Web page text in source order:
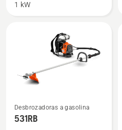
1 kW
Ver
más
Desbrozadoras a gasolina
531RB